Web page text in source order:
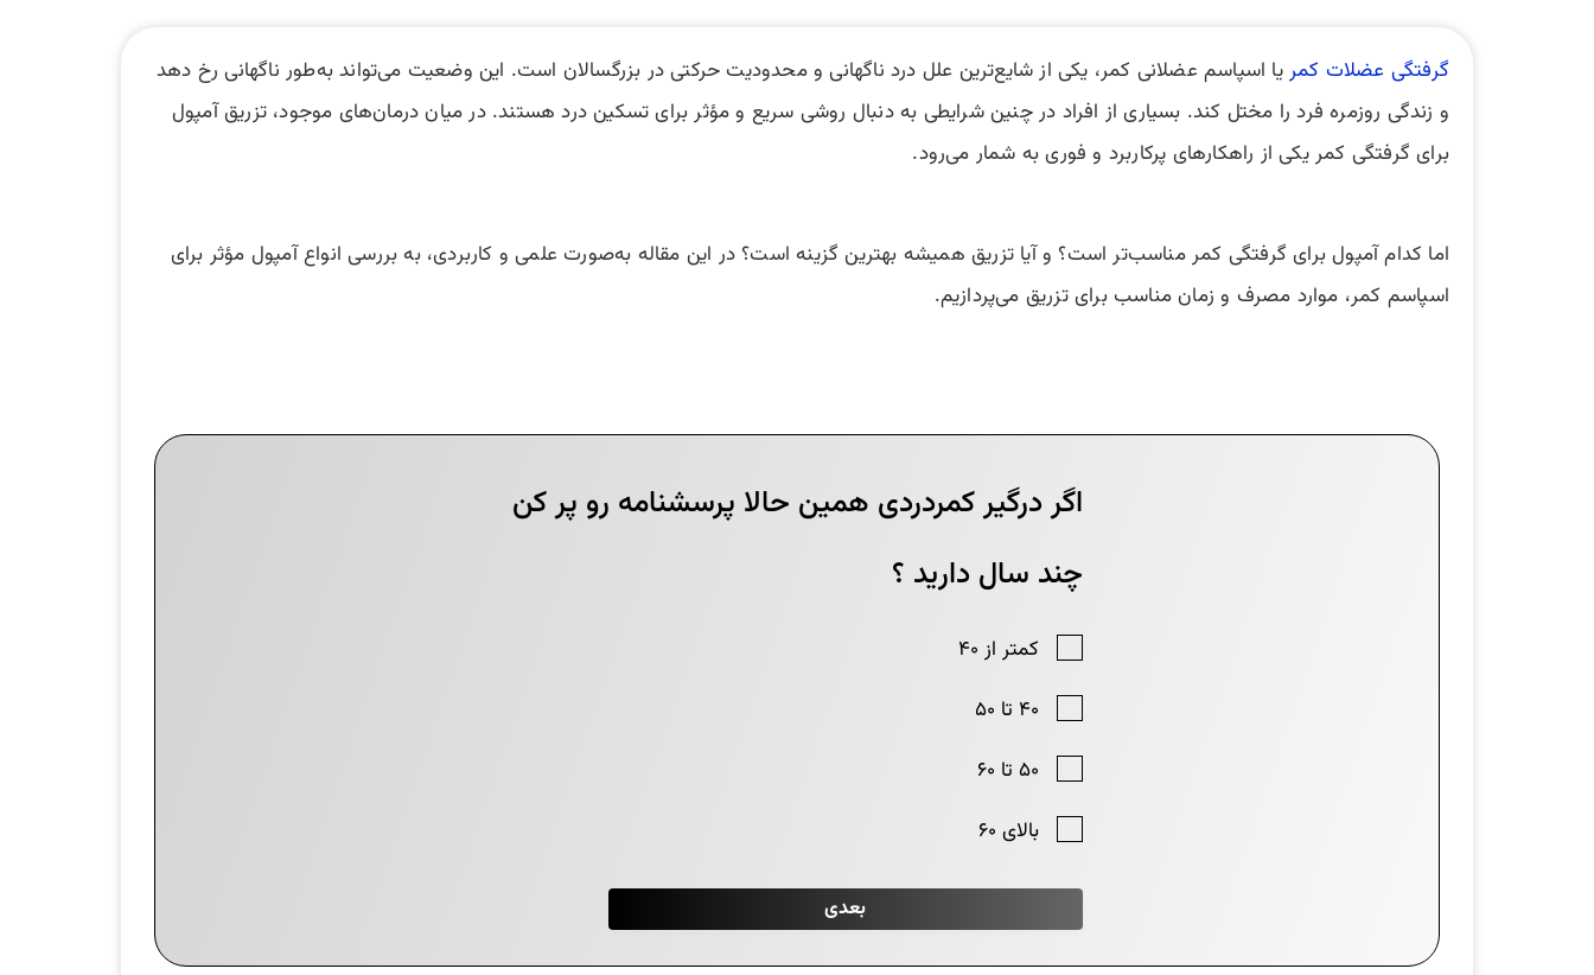
گرفتگی عضلات کمر یا اسپاسم عضلانی کمر، یکی از شایع‌ترین علل درد ناگهانی و محدودیت حرکتی در بزرگسالان است. این وضعیت می‌تواند به‌طور ناگهانی رخ دهد
و زندگی روزمره فرد را مختل کند. بسیاری از افراد در چنین شرایطی به دنبال روشی سریع و مؤثر برای تسکین درد هستند. در میان درمان‌های موجود، تزریق آمپول
برای گرفتگی کمر یکی از راهکارهای پرکاربرد و فوری به شمار می‌رود.
اما کدام آمپول برای گرفتگی کمر مناسب‌تر است؟ و آیا تزریق همیشه بهترین گزینه است؟ در این مقاله به‌صورت علمی و کاربردی، به بررسی انواع آمپول‌ مؤثر برای
اسپاسم کمر، موارد مصرف و زمان مناسب برای تزریق می‌پردازیم.